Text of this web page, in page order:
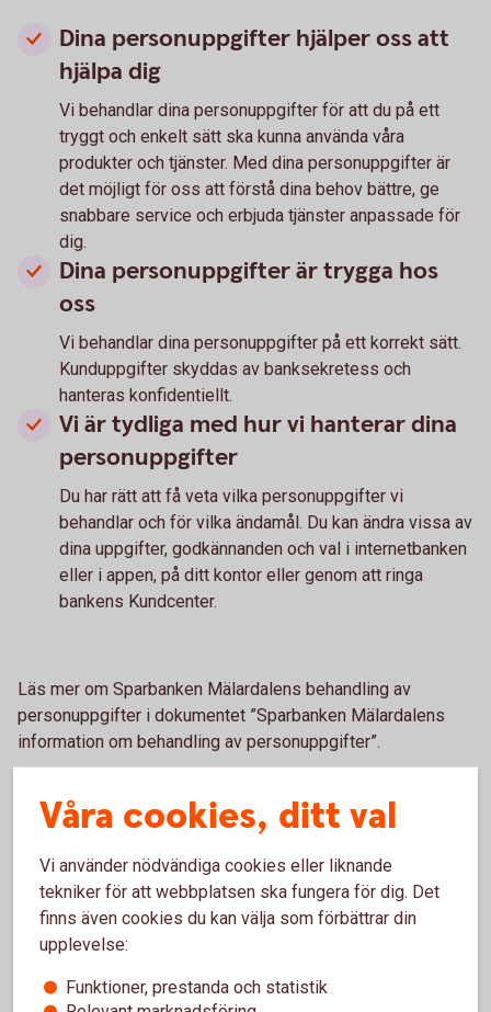
Dina personuppgifter hjälper oss att
hjälpa dig
Vi behandlar dina personuppgifter för att du på ett
tryggt och enkelt sätt ska kunna använda våra
produkter och tjänster. Med dina personuppgifter är
det möjligt för oss att förstå dina behov bättre, ge
snabbare service och erbjuda tjänster anpassade för
dig.
Dina personuppgifter är trygga hos
oss
Vi behandlar dina personuppgifter på ett korrekt sätt.
Kunduppgifter skyddas av banksekretess och
hanteras konfidentiellt.
Vi är tydliga med hur vi hanterar dina
personuppgifter
Du har rätt att få veta vilka personuppgifter vi
behandlar och för vilka ändamål. Du kan ändra vissa av
dina uppgifter, godkännanden och val i internetbanken
eller i appen, på ditt kontor eller genom att ringa
bankens Kundcenter.
Läs mer om Sparbanken Mälardalens behandling av
personuppgifter i dokumentet ”Sparbanken Mälardalens
information om behandling av personuppgifter”.
Vad är personuppgifter?
Hur använder vi personuppgifter?
Våra cookies, ditt val
Vi använder nödvändiga cookies eller liknande
tekniker för att webbplatsen ska fungera för dig. Det
finns även cookies du kan välja som förbättrar din
upplevelse:
Funktioner, prestanda och statistik